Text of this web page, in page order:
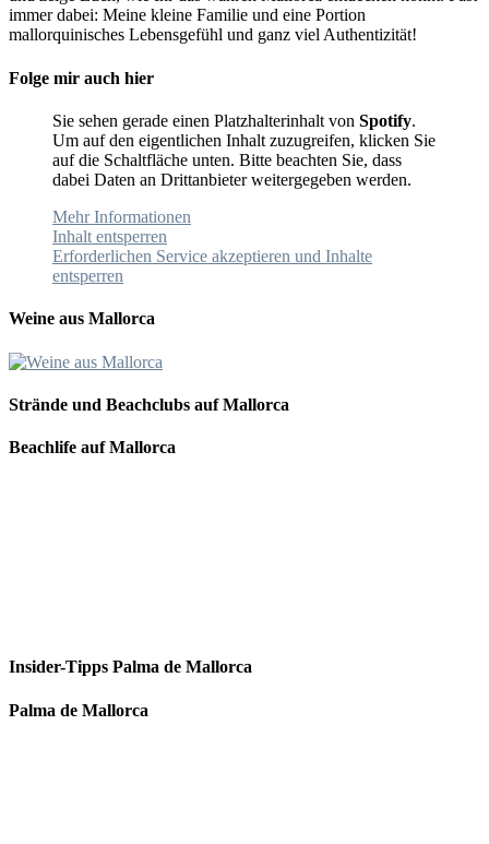
immer dabei: Meine kleine Familie und eine Portion
mallorquinisches Lebensgefühl und ganz viel Authentizität!
Folge mir auch hier
Sie sehen gerade einen Platzhalterinhalt von Spotify.
Um auf den eigentlichen Inhalt zuzugreifen, klicken Sie
auf die Schaltfläche unten. Bitte beachten Sie, dass
dabei Daten an Drittanbieter weitergegeben werden.
Mehr Informationen
Inhalt entsperren
Erforderlichen Service akzeptieren und Inhalte
entsperren
Weine aus Mallorca
Strände und Beachclubs auf Mallorca
Beachlife auf Mallorca
Insider-Tipps Palma de Mallorca
Palma de Mallorca